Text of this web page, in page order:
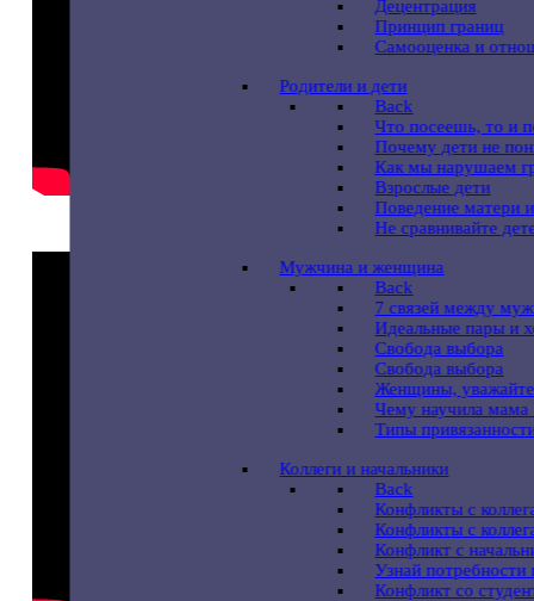
Децентрация
Принцип границ
Самооценка и
Pодители и дети
Back
Что посеешь, то и
Почему дети не
Как мы нарушаем
Взрослые дети
Поведение матери
Не сравнивайте
Мужчина и женщина
Back
7 связей между
Идеальные пары и
Свобода выбора
Свобода выбора
Женщины,
Чему научила
Типы
Коллеги и начальники
Back
Конфликты с
Конфликты с
Конфликт с
Узнай потребности
Конфликт со